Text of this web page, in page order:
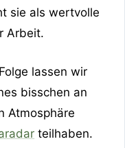
sie als wertvolle
Arbeit.
lassen wir
bisschen an
Atmosphäre
teilhaben.